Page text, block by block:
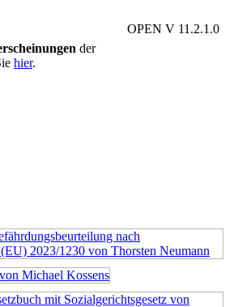
OPEN V 11.2.1.0
der
hier.